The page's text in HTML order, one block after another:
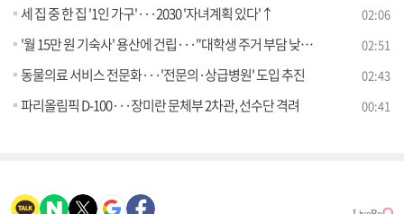
세 집 중 한 집 '1인 가구'···2030 '자녀계획 있다'↑ 02:06
'월 15만 원 기숙사' 용산에 건립···"대학생 주거 부담 낮춘다" 02:51
동물의료 서비스 전문화···'전문의·상급병원' 도입 추진 02:43
파리올림픽 D-100···장미란 문체부 2차관, 선수단 격려 00:41